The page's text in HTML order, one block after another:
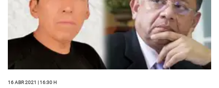
16 Abr 2021 | 16:30 h